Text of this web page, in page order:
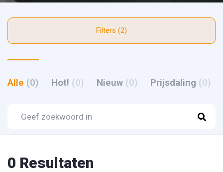
Filters (2)
Alle (0) Hot! (0) Nieuw (0) Prijsdaling (0)
0 Resultaten